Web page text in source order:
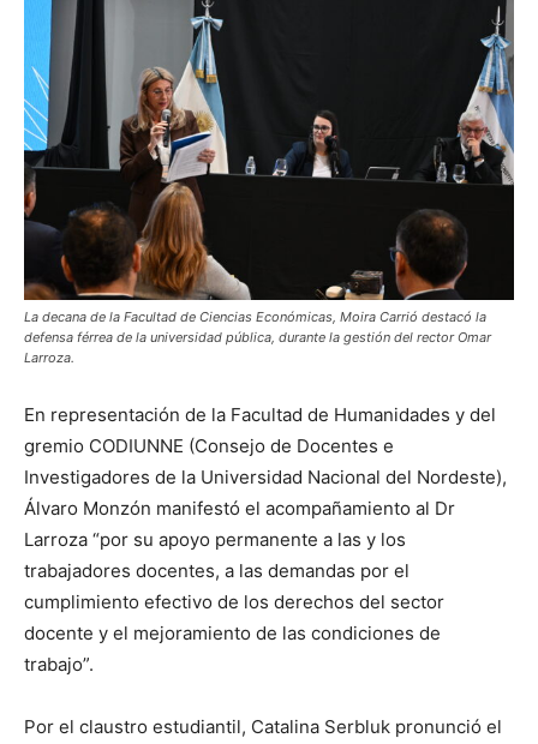
La decana de la Facultad de Ciencias Económicas, Moira Carrió destacó la
defensa férrea de la universidad pública, durante la gestión del rector Omar
Larroza.
En representación de la Facultad de Humanidades y del
gremio CODIUNNE (Consejo de Docentes e
Investigadores de la Universidad Nacional del Nordeste),
Álvaro Monzón manifestó el acompañamiento al Dr
Larroza “por su apoyo permanente a las y los
trabajadores docentes, a las demandas por el
cumplimiento efectivo de los derechos del sector
docente y el mejoramiento de las condiciones de
trabajo”.
Por el claustro estudiantil, Catalina Serbluk pronunció el